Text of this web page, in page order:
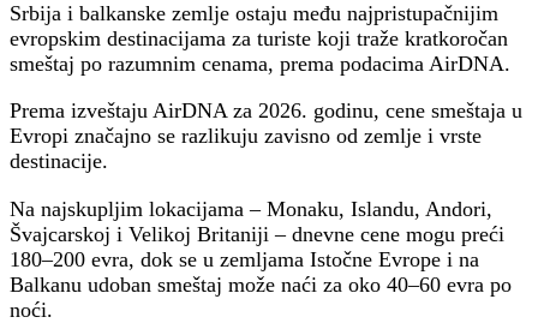
Srbija i balkanske zemlje ostaju među najpristupačnijim
evropskim destinacijama za turiste koji traže kratkoročan
smeštaj po razumnim cenama, prema podacima AirDNA.
Prema izveštaju AirDNA za 2026. godinu, cene smeštaja u
Evropi značajno se razlikuju zavisno od zemlje i vrste
destinacije.
Na najskupljim lokacijama – Monaku, Islandu, Andori,
Švajcarskoj i Velikoj Britaniji – dnevne cene mogu preći
180–200 evra, dok se u zemljama Istočne Evrope i na
Balkanu udoban smeštaj može naći za oko 40–60 evra po
noći.